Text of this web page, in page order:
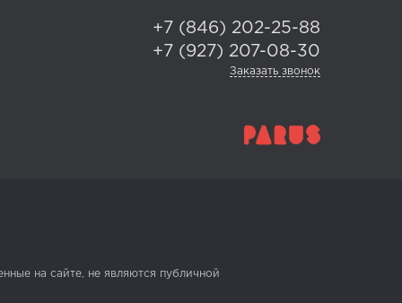
+7 (846) 202-25-88
+7 (927) 207-08-30
Заказать звонок
на сайте, не являются публичной